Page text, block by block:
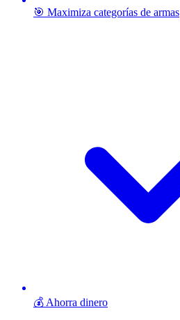
🎯 Maximiza categorías de armas
💰 Ahorra dinero